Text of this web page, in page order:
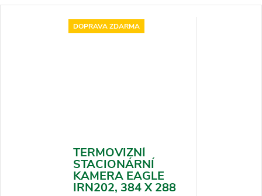
DOPRAVA ZDARMA
TERMOVIZNÍ
STACIONÁRNÍ
KAMERA EAGLE
IRN202, 384 X 288